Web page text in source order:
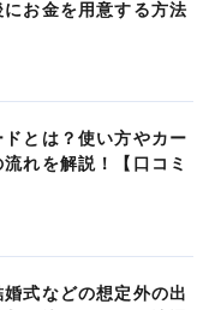
お金を用意する方法
とは？使い方やカー
流れを解説！【口コミ
式などの想定外の出